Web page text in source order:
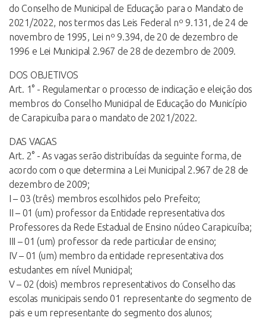
do Conselho de Municipal de Educação para o Mandato de
2021/2022, nos termos das Leis Federal nº 9.131, de 24 de
novembro de 1995, Lei nº 9.394, de 20 de dezembro de
1996 e Lei Municipal 2.967 de 28 de dezembro de 2009.
DOS OBJETIVOS
Art. 1° - Regulamentar o processo de indicação e eleição dos
membros do Conselho Municipal de Educação do Município
de Carapicuíba para o mandato de 2021/2022.
DAS VAGAS
Art. 2° - As vagas serão distribuídas da seguinte forma, de
acordo com o que determina a Lei Municipal 2.967 de 28 de
dezembro de 2009;
I – 03 (três) membros escolhidos pelo Prefeito;
II – 01 (um) professor da Entidade representativa dos
Professores da Rede Estadual de Ensino núcleo Carapicuíba;
III – 01 (um) professor da rede particular de ensino;
IV – 01 (um) membro da entidade representativa dos
estudantes em nível Municipal;
V – 02 (dois) membros representativos do Conselho das
escolas municipais sendo 01 representante do segmento de
pais e um representante do segmento dos alunos;